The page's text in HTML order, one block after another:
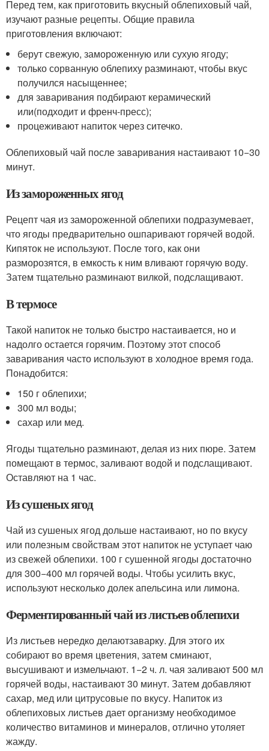
Перед тем, как приготовить вкусный облепиховый чай,
изучают разные рецепты. Общие правила
приготовления включают:
берут свежую, замороженную или сухую ягоду;
только сорванную облепиху разминают, чтобы вкус
получился насыщеннее;
для заваривания подбирают керамический
или(подходит и френч-пресс);
процеживают напиток через ситечко.
Облепиховый чай после заваривания настаивают 10−30
минут.
Из замороженных ягод
Рецепт чая из замороженной облепихи подразумевает,
что ягоды предварительно ошпаривают горячей водой.
Кипяток не используют. После того, как они
разморозятся, в емкость к ним вливают горячую воду.
Затем тщательно разминают вилкой, подслащивают.
В термосе
Такой напиток не только быстро настаивается, но и
надолго остается горячим. Поэтому этот способ
заваривания часто используют в холодное время года.
Понадобится:
150 г облепихи;
300 мл воды;
сахар или мед.
Ягоды тщательно разминают, делая из них пюре. Затем
помещают в термос, заливают водой и подслащивают.
Оставляют на 1 час.
Из сушеных ягод
Чай из сушеных ягод дольше настаивают, но по вкусу
или полезным свойствам этот напиток не уступает чаю
из свежей облепихи. 100 г сушенной ягоды достаточно
для 300−400 мл горячей воды. Чтобы усилить вкус,
используют несколько долек апельсина или лимона.
Ферментированный чай из листьев облепихи
Из листьев нередко делаютзаварку. Для этого их
собирают во время цветения, затем сминают,
высушивают и измельчают. 1−2 ч. л. чая заливают 500 мл
горячей воды, настаивают 30 минут. Затем добавляют
сахар, мед или цитрусовые по вкусу. Напиток из
облепиховых листьев дает организму необходимое
количество витаминов и минералов, отлично утоляет
жажду.